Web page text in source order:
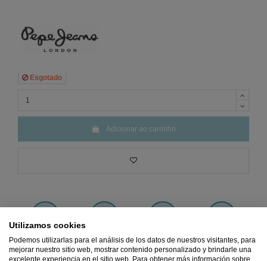
Esgotado
Adicionar ao carrinho
PreçoMÍNIMO
Garantido
Pagamento 100%
SEGURO
FreteGRÁTIS
a partir de 45€
Devoluções
GRÁTIS
Utilizamos cookies
Podemos utilizarlas para el análisis de los datos de nuestros visitantes, para
mejorar nuestro sitio web, mostrar contenido personalizado y brindarle una
excelente experiencia en el sitio web. Para obtener más información sobre